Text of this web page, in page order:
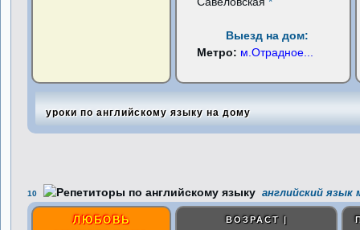
Выезд на дом:
Метро: м.Отрадное
уроки по английскому языку на дому
10 английский
ЛЮБОВЬ
ВОЗРАСТ |